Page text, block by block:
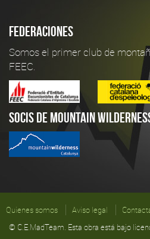
Federaciones
Somos el primer club de
FEEC.
Socis de Mountain
Quienes somos Aviso legal
© C.E.MadTeam. Esta obra está bajo